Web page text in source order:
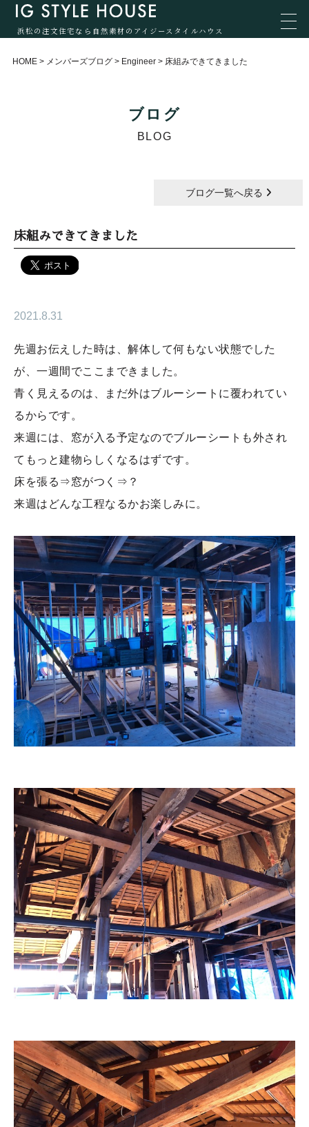
浜松の注文住宅なら自然素材のアイジースタイルハウス
HOME > メンバーズブログ > Engineer > 床組みできてきました
ブログ
BLOG
ブログ一覧へ戻る
床組みできてきました
2021.8.31
先週お伝えした時は、解体して何もない状態でした
が、一週間でここまできました。
青く見えるのは、まだ外はブルーシートに覆われてい
るからです。
来週には、窓が入る予定なのでブルーシートも外され
てもっと建物らしくなるはずです。
床を張る⇒窓がつく⇒？
来週はどんな工程なるかお楽しみに。